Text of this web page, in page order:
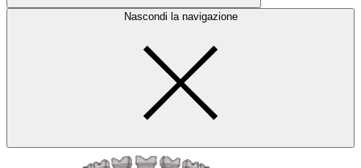
Nascondi la navigazione